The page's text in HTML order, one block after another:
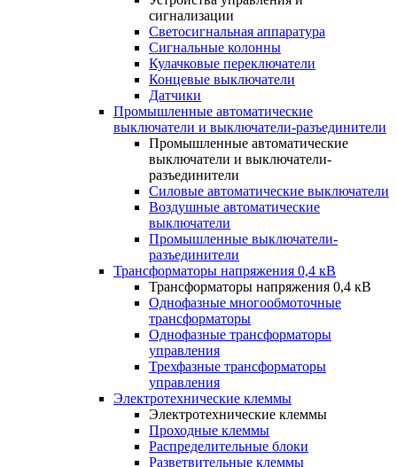
сигнализации
Светосигнальная аппаратура
Сигнальные колонны
Кулачковые переключатели
Концевые выключатели
Датчики
Промышленные автоматические
выключатели и выключатели-разъединители
Промышленные автоматические
выключатели и выключатели-
разъединители
Силовые автоматические выключатели
Воздушные автоматические
выключатели
Промышленные выключатели-
разъединители
Трансформаторы напряжения 0,4 кВ
Трансформаторы напряжения 0,4 кВ
Однофазные многообмоточные
трансформаторы
Однофазные трансформаторы
управления
Трехфазные трансформаторы
управления
Электротехнические клеммы
Электротехнические клеммы
Проходные клеммы
Распределительные блоки
Разветвительные клеммы